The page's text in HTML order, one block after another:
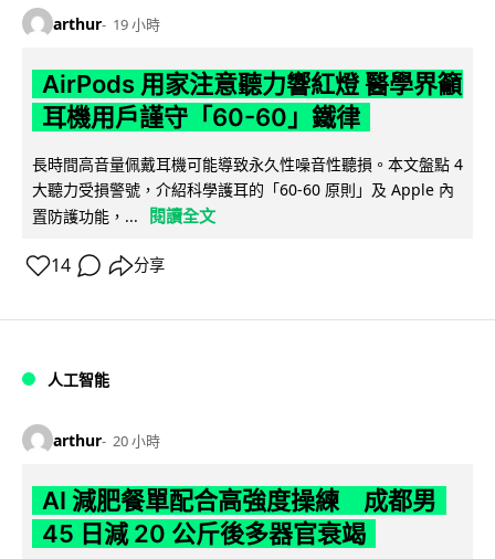
arthur 19 小時
AirPods 用家注意聽力響紅燈 醫學界籲
耳機用戶謹守「60-60」鐵律
長時間高音量佩戴耳機可能導致永久性噪音性聽損。本文盤點 4
大聽力受損警號，介紹科學護耳的「60-60 原則」及 Apple 內
置防護功能，...
閱讀全文
14 分享
人工智能
arthur 20 小時
AI 減肥餐單配合高強度操練 成都男
45 日減 20 公斤後多器官衰竭